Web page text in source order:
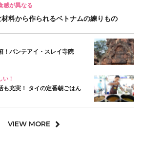
感が異なる
料から作られるベトナムの練りもの
！バンテアイ・スレイ寺院
い！
も充実！ タイの定番朝ごはん
VIEW MORE